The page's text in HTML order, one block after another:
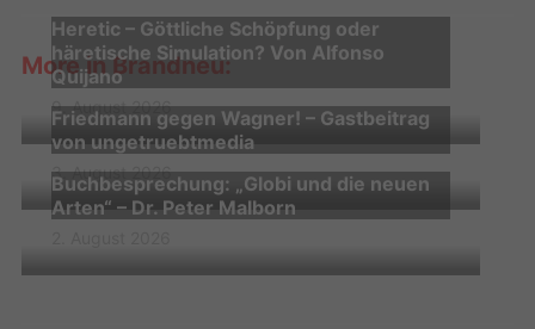
More in Brandneu:
Heretic – Göttliche Schöpfung oder
häretische Simulation? Von Alfonso
Quijano
9. August 2026
Friedmann gegen Wagner! – Gastbeitrag
von ungetruebtmedia
3. August 2026
Buchbesprechung: „Globi und die neuen
Arten“ – Dr. Peter Malborn